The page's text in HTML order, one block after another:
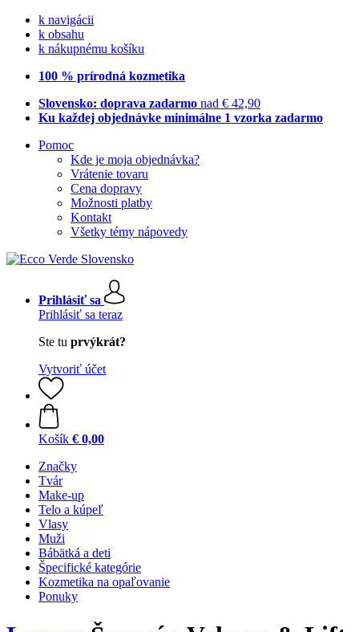
k navigácii
k obsahu
k nákupnému košíku
100 % prírodná kozmetika
Slovensko: doprava zadarmo nad € 42,90
Ku každej objednávke minimálne 1 vzorka zadarmo
Pomoc
Kde je moja objednávka?
Vrátenie tovaru
Cena dopravy
Možnosti platby
Kontakt
Všetky témy nápovedy
Prihlásiť sa
Prihlásiť sa teraz
Ste tu prvýkrát?
Vytvoriť účet
Košík € 0,00
Značky
Tvár
Make-up
Telo a kúpeľ
Vlasy
Muži
Bábätká a deti
Špecifické kategórie
Kozmetika na opaľovanie
Ponuky